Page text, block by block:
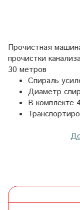
Прочистная
прочистки
30 метров
Спираль
Диаметр
В комплекте